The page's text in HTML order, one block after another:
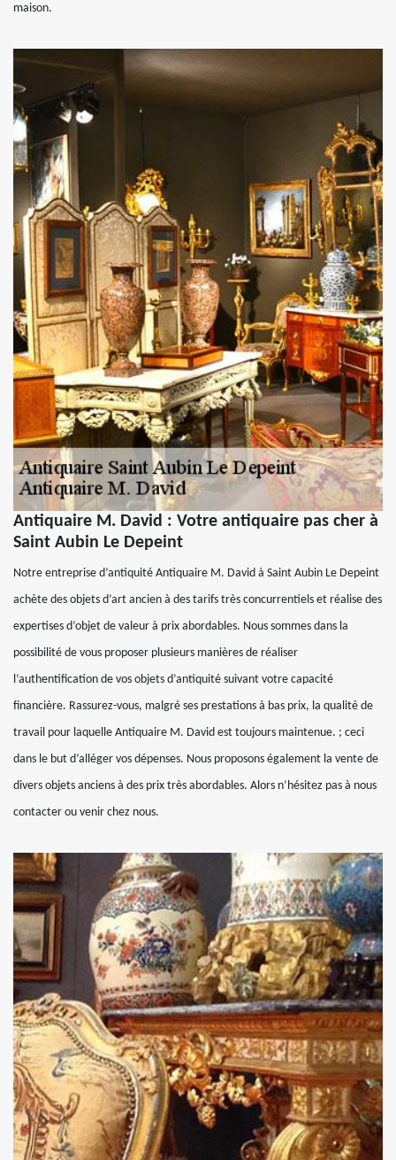
maison.
Antiquaire M. David : Votre antiquaire pas cher à
Saint Aubin Le Depeint
Notre entreprise d’antiquité Antiquaire M. David à Saint Aubin Le Depeint
achète des objets d’art ancien à des tarifs très concurrentiels et réalise des
expertises d’objet de valeur à prix abordables. Nous sommes dans la
possibilité de vous proposer plusieurs manières de réaliser
l’authentification de vos objets d’antiquité suivant votre capacité
financière. Rassurez-vous, malgré ses prestations à bas prix, la qualité de
travail pour laquelle Antiquaire M. David est toujours maintenue. ; ceci
dans le but d’alléger vos dépenses. Nous proposons également la vente de
divers objets anciens à des prix très abordables. Alors n’hésitez pas à nous
contacter ou venir chez nous.